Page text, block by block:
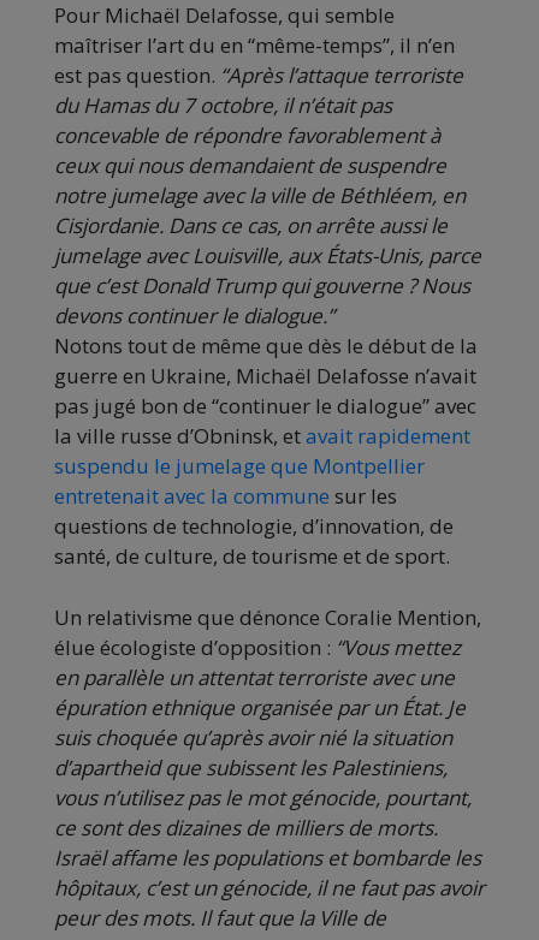
Pour Michaël Delafosse, qui semble
maîtriser l’art du en “même-temps”, il n’en
est pas question. “Après l’attaque terroriste
du Hamas du 7 octobre, il n’était pas
concevable de répondre favorablement à
ceux qui nous demandaient de suspendre
notre jumelage avec la ville de Béthléem, en
Cisjordanie. Dans ce cas, on arrête aussi le
jumelage avec Louisville, aux États-Unis, parce
que c’est Donald Trump qui gouverne ? Nous
devons continuer le dialogue.”
Notons tout de même que dès le début de la
guerre en Ukraine, Michaël Delafosse n’avait
pas jugé bon de “continuer le dialogue” avec
la ville russe d’Obninsk, etavait rapidement
suspendu le jumelage que Montpellier
entretenait avec la commune sur les
questions de technologie, d’innovation, de
santé, de culture, de tourisme et de sport.
Un relativisme que dénonce Coralie Mention,
élue écologiste d’opposition : “Vous mettez
en parallèle un attentat terroriste avec une
épuration ethnique organisée par un État. Je
suis choquée qu’après avoir nié la situation
d’apartheid que subissent les Palestiniens,
vous n’utilisez pas le mot génocide, pourtant,
ce sont des dizaines de milliers de morts.
Israël affame les populations et bombarde les
hôpitaux, c’est un génocide, il ne faut pas avoir
peur des mots. Il faut que la Ville de